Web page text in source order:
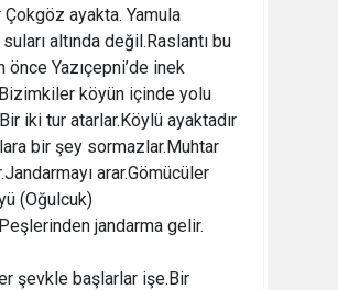
Çokgöz ayakta. Yamula
suları altında değil.Raslantı bu
önce Yazıçepni’de inek
köyün içinde yolu
iki tur atarlar.Köylü ayaktadır
bir şey sormazlar.Muhtar
arar.Gömücüler
(Oğulcuk)
jandarma gelir.
şevkle başlarlar işe.Bir